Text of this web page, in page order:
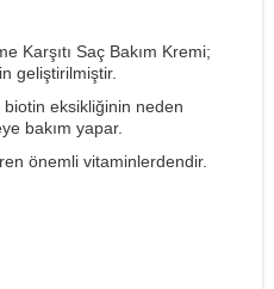
Karşıtı Saç Bakım Kremi;
geliştirilmiştir.
eksikliğinin neden
bakım yapar.
önemli vitaminlerdendir.